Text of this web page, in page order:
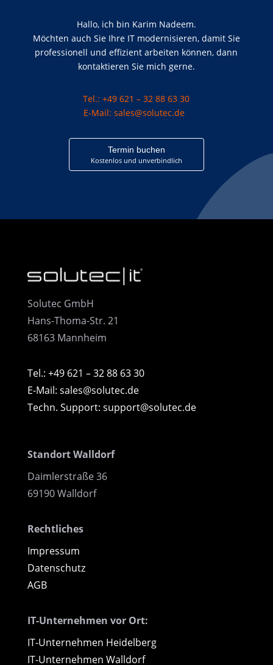
Hallo, ich bin Karim Nadeem.
Möchten auch Sie Ihre IT modernisieren, damit Sie
professionell und effizient arbeiten können, dann
kontaktieren Sie mich gerne.
Tel.: +49 621 – 32 88 63 30
E-Mail: sales@solutec.de
Termin buchen
Kostenlos und unverbindlich
Solutec GmbH
Hans-Thoma-Str. 21
68163 Mannheim
Tel.: +49 621 – 32 88 63 30
E-Mail: sales@solutec.de
Techn. Support: support@solutec.de
Standort Walldorf
Daimlerstraße 36
69190 Walldorf
Rechtliches
Impressum
Datenschutz
AGB
IT-Unternehmen vor Ort:
IT-Unternehmen Heidelberg
IT-Unternehmen Walldorf